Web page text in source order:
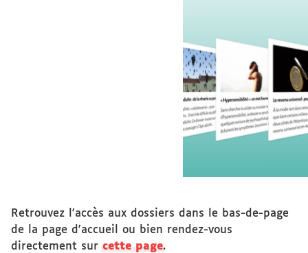
Retrouvez l'accès aux dossiers dans le bas-de-page
de la page d'accueil ou bien rendez-vous
directement sur cette page.